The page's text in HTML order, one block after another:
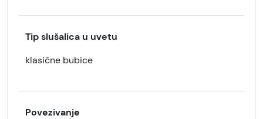
Tip slušalica u uvetu
klasične bubice
Povezivanje